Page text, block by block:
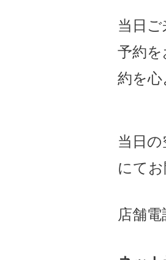
当日
予約を
約を心
当日
にて
店舗